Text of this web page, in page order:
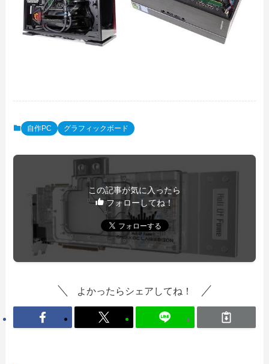
自作PC グラフィックボード
この記事が気に入ったら
フォローしてね！
よかったらシェアしてね！